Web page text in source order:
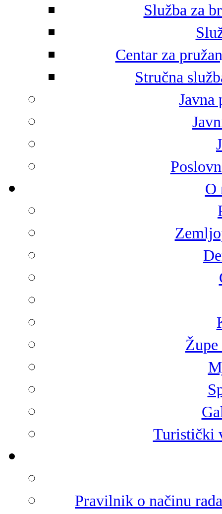
Služba za
Centar za
Stručna
Javna
O
Turistički
Pravilnik o načinu